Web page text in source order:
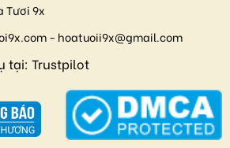
Tươi 9x
- hoatuoii9x@gmail.com
tại: Trustpilot